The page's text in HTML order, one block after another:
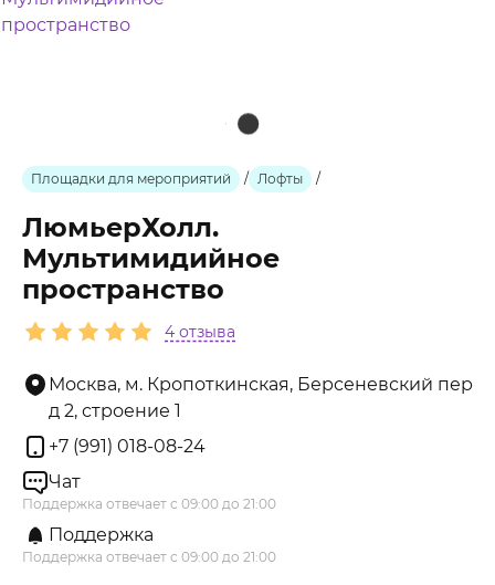
Площадки для мероприятий / Лофты /
ЛюмьерХолл.
Мультимидийное
пространство
4 отзыва
Москва, м. Кропоткинская, Берсеневский пер
д 2, строение 1
+7 (991) 018-08-24
Чат
Поддержка отвечает с 09:00 до 21:00
Поддержка
Поддержка отвечает с 09:00 до 21:00